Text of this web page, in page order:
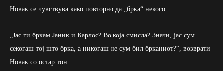
Новак се чувствува како повторно да „брка“ некого.
„Јас ги бркам Јаник и Карлос? Во која смисла? Значи, јас сум
секогаш тој што брка, а никогаш не сум бил брканиот?“, возврати
Новак со остар тон.